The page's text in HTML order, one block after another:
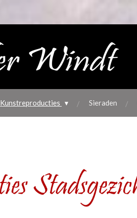
Kunstreproducties Sieraden